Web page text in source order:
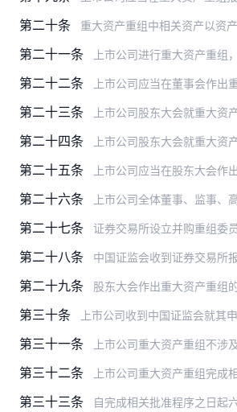
第二十条 重大资产重组中相关资产以资产评估结果作为定价依据的，资产评估机构应当按照资产评估相关准则和规范开展
第二十一条 上市公司进行重大资产重组，应当由董事会依
第二十二条 上市公司应当在董事会作出重大资产重组决议
第二十三条 上市公司股东大会就重大资产重组作出的决
第二十四条 上市公司股东大会就重大资产重组事项作出决议，必须经出席
第二十五条 上市公司应当在股东大会作出重大资产重组决议后的次一工作日公告该决议，以及律师事务所对本次会议
第二十六条 上市公司全体董事、监事、高级管理人员应当公开承诺，保证重大资产重组的信息
第二十七条 证券交易所设立并购重组委员会（以下简称并购重组委）依法审议上
第二十八条 中国证监会收到证券交易所报送的审核意见等相关文件后，依照法定条件和程序，在十五个工作日内对上市
第二十九条 股东大会作出重大资产重组的决议后，上市公司拟对交易对象、交易标的、交易价格等作出变更，构成对原
第三十条 上市公司收到中国证监会就其申请作出的予以注册或者不予注
第三十一条 上市公司重大资产重组不涉及发行股份的，应当根据中国证监会的规定聘请独立财务顾问和其他证券
第三十二条 上市公司重大资产重组完成相关批准程序后，应当及时实施重组方案，并于实施完毕之日起三个工
第三十三条 自完成相关批准程序之日起六十日内，本次重大资产重组未实施完毕的，上市公司应当于期满后次一工作日